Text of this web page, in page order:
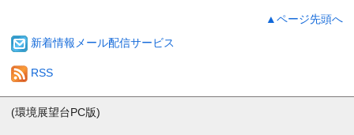
▲ページ先頭へ
新着情報メール配信サービス
RSS
(環境展望台PC版)